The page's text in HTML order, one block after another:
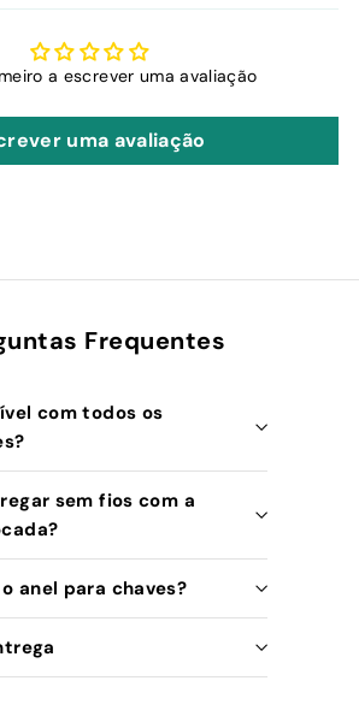
a escrever uma avaliação
uma avaliação
Frequentes
com todos os
sem fios com a
anel para chaves?